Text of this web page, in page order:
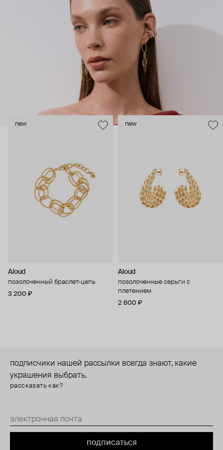
в названии бренда зашифрован призыв слушать внутренний
голос и транслировать его через украшения.
new
Aloud
позолоченный браслет-цепь
3 200 ₽
new
Aloud
позолоченные серьги с
плетением
2 600 ₽
подписчики нашей рассылки всегда знают, какие
украшения выбрать.
рассказать как?
подписаться